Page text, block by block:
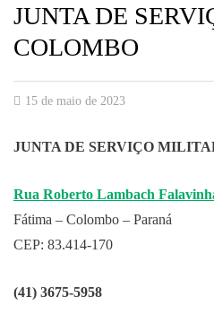
JUNTA DE
COLOMBO
15 de maio de 2023
JUNTA DE SERVIÇO
Rua Roberto Lambach
Fátima – Colombo – Paraná
CEP: 83.414-170
(41) 3675-5958